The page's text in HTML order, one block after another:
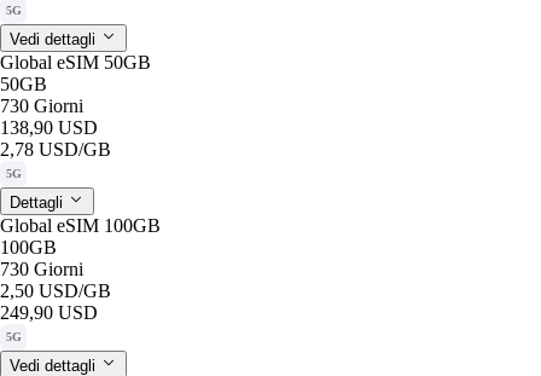
5G
Vedi dettagli
Global eSIM 50GB
50GB
730 Giorni
138,90 USD
2,78 USD/GB
5G
Dettagli
Global eSIM 100GB
100GB
730 Giorni
2,50 USD/GB
249,90 USD
5G
Vedi dettagli